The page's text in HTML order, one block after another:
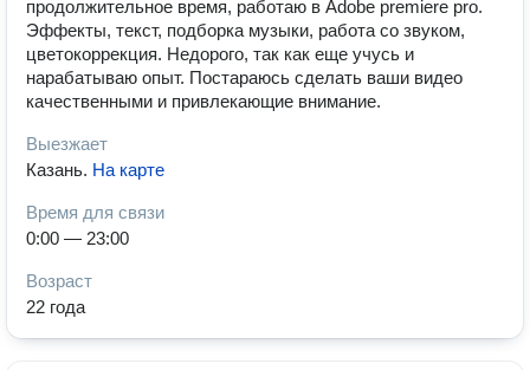
продолжительное время, работаю в Adobe premiere pro.
Эффекты, текст, подборка музыки, работа со звуком,
цветокоррекция. Недорого, так как еще учусь и
нарабатываю опыт. Постараюсь сделать ваши видео
качественными и привлекающие внимание.
Выезжает
Казань. На карте
Время для связи
0:00 — 23:00
Возраст
22 года